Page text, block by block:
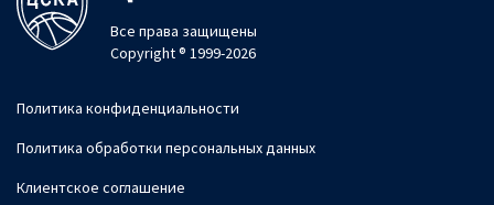
Все права защищены
Copyright ® 1999-2026
Политика конфиденциальности
Политика обработки персональных данных
Клиентское соглашение